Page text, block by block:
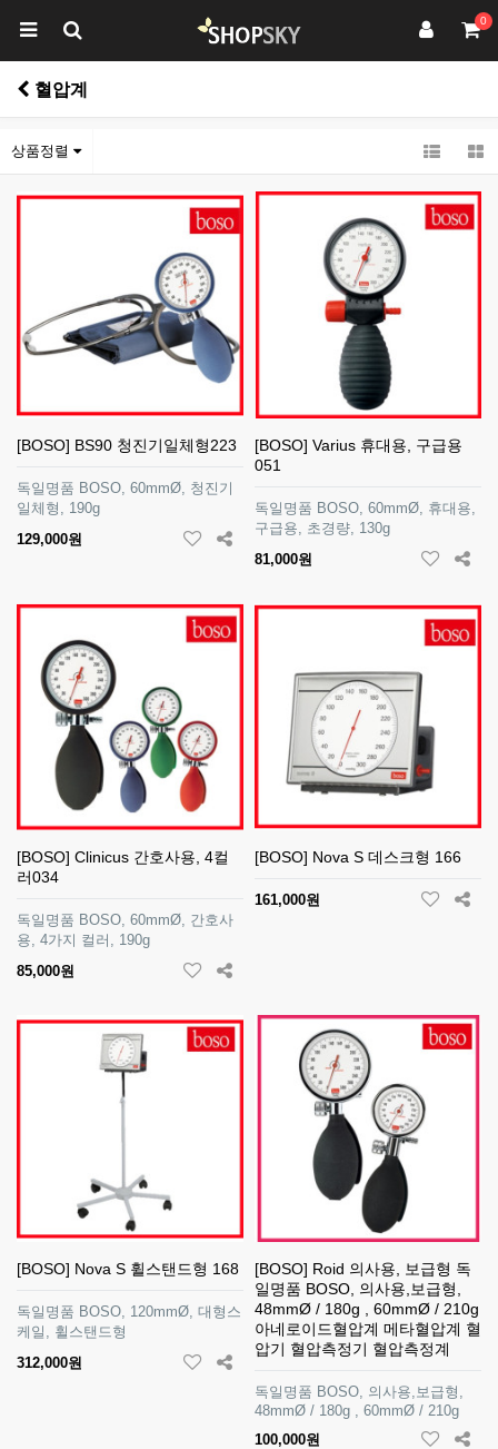
0
혈압계
상품정렬
[BOSO] BS90 청진기일체형223
독일명품 BOSO, 60mmØ, 청진기
일체형, 190g
129,000원
[BOSO] Varius 휴대용, 구급용
051
독일명품 BOSO, 60mmØ, 휴대용,
구급용, 초경량, 130g
81,000원
[BOSO] Clinicus 간호사용, 4컬
러034
독일명품 BOSO, 60mmØ, 간호사
용, 4가지 컬러, 190g
85,000원
[BOSO] Nova S 데스크형 166
161,000원
[BOSO] Nova S 휠스탠드형 168
독일명품 BOSO, 120mmØ, 대형스
케일, 휠스탠드형
312,000원
[BOSO] Roid 의사용, 보급형 독
일명품 BOSO, 의사용,보급형,
48mmØ / 180g , 60mmØ / 210g
아네로이드혈압계 메타혈압계 혈
압기 혈압측정기 혈압측정계
독일명품 BOSO, 의사용,보급형,
48mmØ / 180g , 60mmØ / 210g
100,000원